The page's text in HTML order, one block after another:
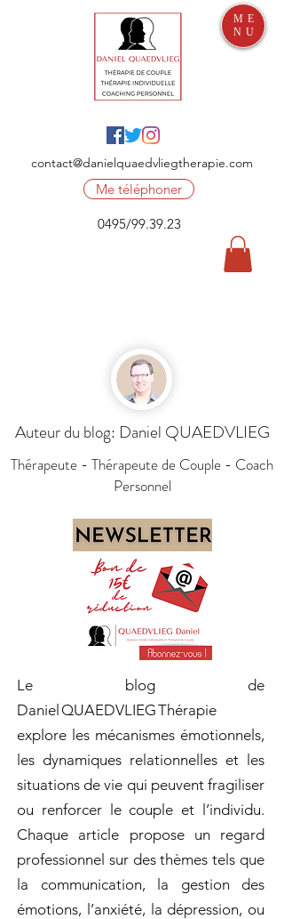
contact@danielquaedvliegtherapie.com
Me téléphoner
0495/99.39.23
ME
NU
Auteur du blog: Daniel QUAEDVLIEG
Thérapeute - Thérapeute de Couple - Coach
Personnel
Le blog de
Daniel QUAEDVLIEG Thérapie
explore les mécanismes émotionnels,
les dynamiques relationnelles et les
situations de vie qui peuvent fragiliser
ou renforcer le couple et l’individu.
Chaque article propose un regard
professionnel sur des thèmes tels que
la communication, la gestion des
émotions, l’anxiété, la dépression, ou